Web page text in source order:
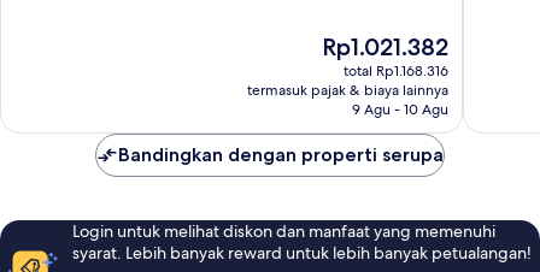
Harga
sekarang
Rp1.021.382
Rp1.021.382
total Rp1.168.316
termasuk pajak & biaya lainnya
9 Agu - 10 Agu
Bandingkan dengan properti serupa
Login untuk melihat diskon dan manfaat yang memenuhi
syarat. Lebih banyak reward untuk lebih banyak petualangan!